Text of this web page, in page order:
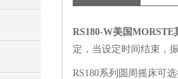
RS180-W美国
定，当设定时间结束，
RS180系列圆周摇床可